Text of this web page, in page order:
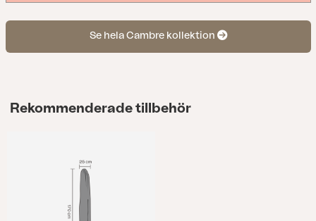
Se hela Cambre kollektion
Rekommenderade tillbehör